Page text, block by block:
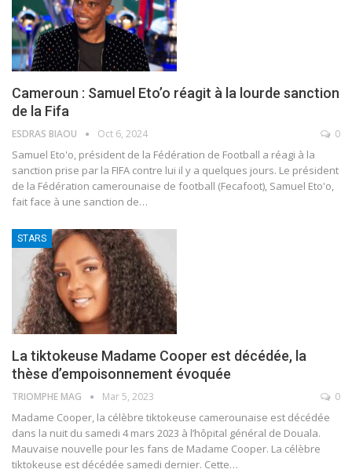
Cameroun : Samuel Eto’o réagit à la lourde sanction
de la Fifa
ESDRAS BIAOU Oct 6, 2024 0
Samuel Eto'o, président de la Fédération de Football a réagi à la
sanction prise par la FIFA contre lui il y a quelques jours. Le président
de la Fédération camerounaise de football (Fecafoot), Samuel Eto'o,
fait face à une sanction de…
STARS
La tiktokeuse Madame Cooper est décédée, la
thèse d’empoisonnement évoquée
TRIOMPHE MAG Mar 5, 2023 0
Madame Cooper, la célèbre tiktokeuse camerounaise est décédée
dans la nuit du samedi 4 mars 2023 à l’hôpital général de Douala.
Mauvaise nouvelle pour les fans de Madame Cooper. La célèbre
tiktokeuse est décédée samedi dernier. Cette…